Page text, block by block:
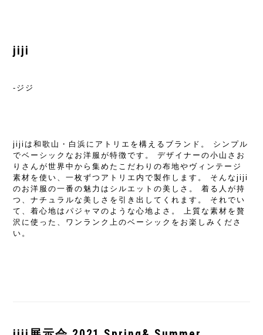
jiji
-ジジ
jijiは和歌山・白浜にアトリエを構えるブランド。 シンプル
でベーシックなお洋服が特徴です。 デザイナーの小山さお
りさんが世界中から集めたこだわりの布地やヴィンテージ
素材を使い、一枚ずつアトリエ内で製作します。 そんなjiji
のお洋服の一番の魅力はシルエットの美しさ。 着る人が持
つ、ナチュラルな美しさを引き出してくれます。 それでい
て、着心地はパジャマのような心地よさ。 上質な素材を贅
沢に使った、ワンランク上のベーシックをお楽しみくださ
い。